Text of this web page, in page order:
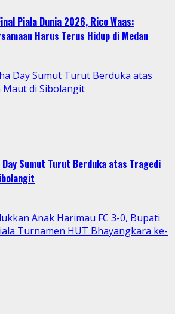
Piala Dunia 2026, Rico Waas:
Harus Terus Hidup di Medan
Day Sumut Turut Berduka atas
Maut di Sibolangit
Day Sumut Turut Berduka atas Tragedi
Anak Harimau FC 3-0, Bupati
Turnamen HUT Bhayangkara ke-